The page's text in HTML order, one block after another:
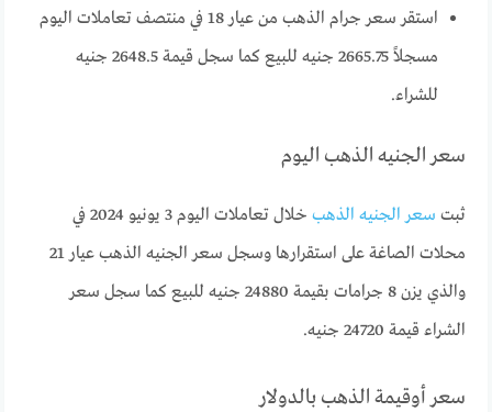
استقر سعر جرام الذهب من عيار 18 في منتصف تعاملات اليوم
مسجلاً 2665.75 جنيه للبيع كما سجل قيمة 2648.5 جنيه
للشراء.
سعر الجنيه الذهب اليوم
ثبت سعر الجنيه الذهب
خلال تعاملات اليوم 3 يونيو 2024 في
محلات الصاغة على استقرارها وسجل سعر الجنيه الذهب عيار 21
والذي يزن 8 جرامات بقيمة 24880 جنيه للبيع كما سجل سعر
الشراء قيمة 24720 جنيه.
سعر أوقيمة الذهب بالدولار